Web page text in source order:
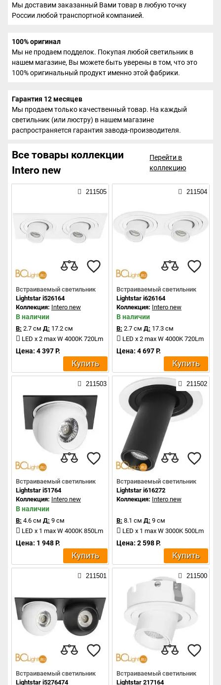
Мы доставим заказанный Вами товар в любую точку
России любой транспортной компанией.
100% оригинал
Мы не продаем подделок. Покупая любой светильник в
нашем магазине, Вы можете быть уверены в том, что это
100% оригинальный продукт именно этой фабрики.
Гарантия 12 месяцев
Мы продаем только качественный товар. На каждый
светильник (или люстру) в нашем магазине
распространяется гарантия завода-производителя.
Все товары коллекции
Intero new
Перейти в
коллекцию
211505
Встраиваемый светильник
Lightstar i526164
Коллекция: Intero new
В наличии
В: 2.7 см Д: 17.2 см
LED x 2 max W 4000K 720Lm
Цена: 4 397 Р.
Купить
211504
Встраиваемый светильник
Lightstar i626164
Коллекция: Intero new
В наличии
В: 2.7 см Д: 17.3 см
LED x 2 max W 4000K 720Lm
Цена: 4 697 Р.
Купить
211503
Встраиваемый светильник
Lightstar i51764
Коллекция: Intero new
В наличии
В: 4.6 см Д: 9 см
LED x 1 max W 4000K 850Lm
Цена: 1 948 Р.
Купить
211502
Встраиваемый светильник
Lightstar i616272
Коллекция: Intero new
В: 8.1 см Д: 9 см
LED x 1 max W 3000K 500Lm
Цена: 2 598 Р.
Купить
211501
Встраиваемый светильник
Lightstar i5276474
211500
Встраиваемый светильник
Lightstar 217164